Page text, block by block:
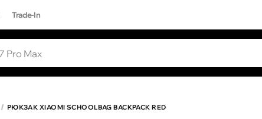
Trade-In
РЮКЗАК XIAOMI SCHOOLBAG BACKPACK RED